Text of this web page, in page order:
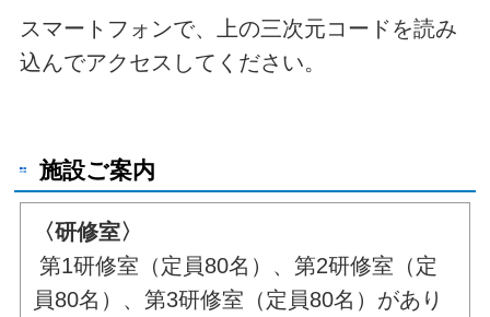
スマートフォンで、上の三次元コードを読み
込んでアクセスしてください。
施設ご案内
〈研修室〉
第1研修室（定員80名）、第2研修室（定
員80名）、第3研修室（定員80名）があり